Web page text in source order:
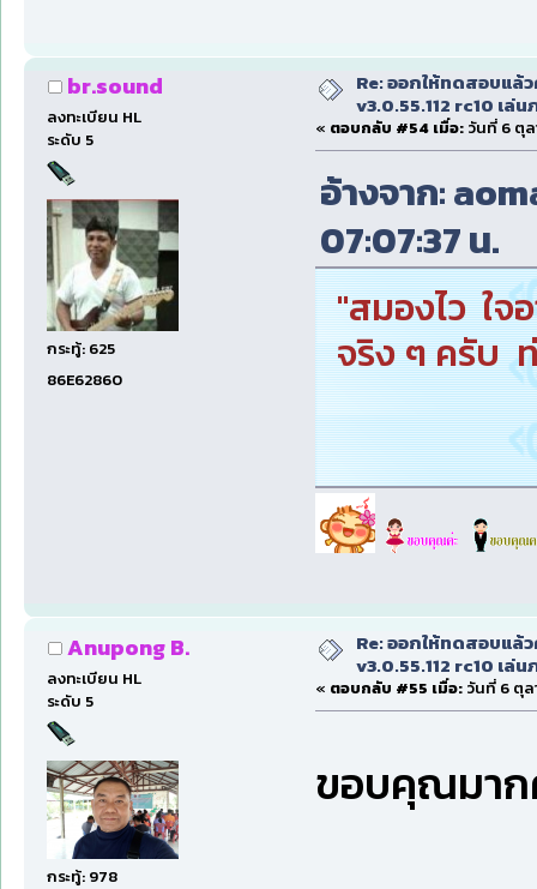
br.sound
ลงทะเบียน HL
ระดับ 5
กระทู้: 625
86E62860
Re: ออกให้ทดสอบแล้
v3.0.55.112 rc10 เล่
« ตอบกลับ #54 เมื่อ: วันที่ 6 ตุล
อ้างจาก:
07:07:37 น.
"สมองไว ใ
จริง ๆ ครับ
Anupong B.
ลงทะเบียน HL
ระดับ 5
กระทู้: 978
Re: ออกให้ทดสอบแล้
v3.0.55.112 rc10 เล่
« ตอบกลับ #55 เมื่อ: วันที่ 6 ตุล
ขอบคุณมา